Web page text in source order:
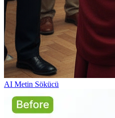
AI Metin Sökücü